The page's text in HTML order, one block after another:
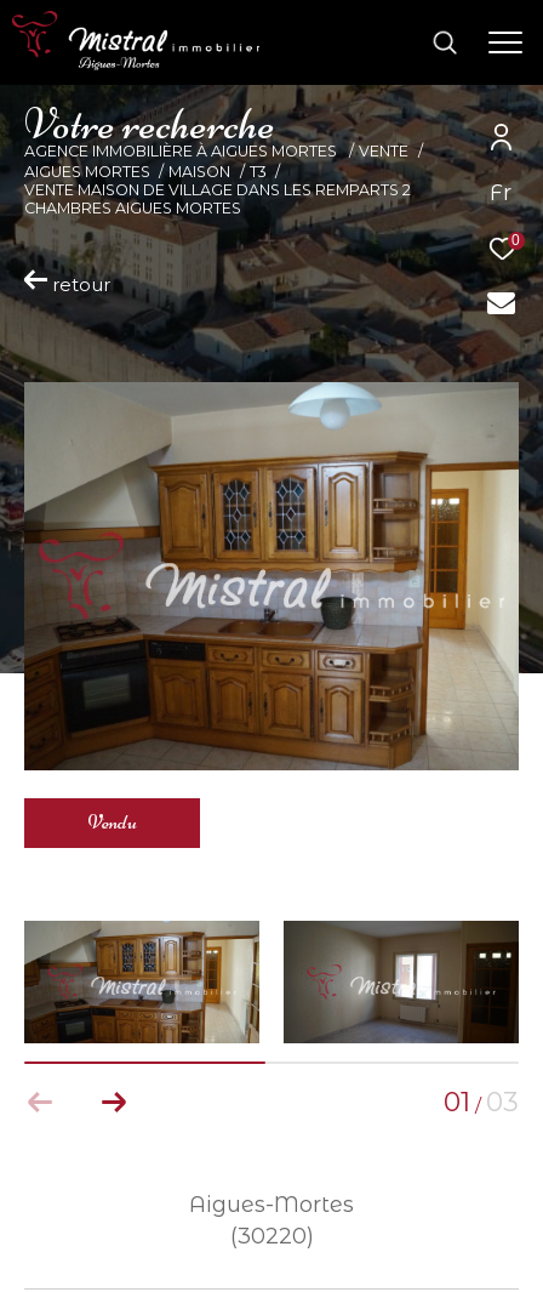
Fr
0
Votrerecherche
AGENCE IMMOBILIÈRE À AIGUES MORTES
VENTE
AIGUES MORTES
MAISON
T3
VENTE MAISON DE VILLAGE DANS LES REMPARTS 2
CHAMBRES AIGUES MORTES
retour
Vendu
01 / 03
Aigues-Mortes
(30220)